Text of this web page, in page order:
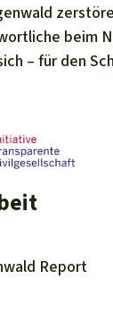
beim
– für den
Report